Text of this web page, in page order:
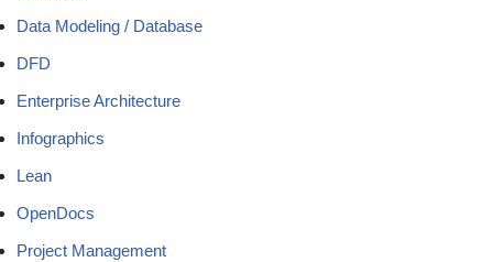
Data Modeling / Database
DFD
Enterprise Architecture
Infographics
Lean
OpenDocs
Project Management